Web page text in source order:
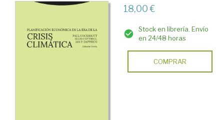
18,00 €
Stock en librería. Envío
en 24/48 horas
COMPRAR